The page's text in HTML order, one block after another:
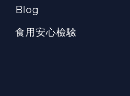
Blog
食用安心檢驗